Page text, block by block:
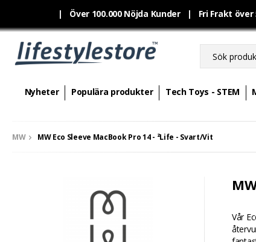
| Över 100.000 Nöjda Kunder | Fri Frakt
Nyheter Populära produkter Tech Toys - STEM
MW MW Eco Sleeve MacBook Pro 14 - ²Life - Svart/Vit
Vår